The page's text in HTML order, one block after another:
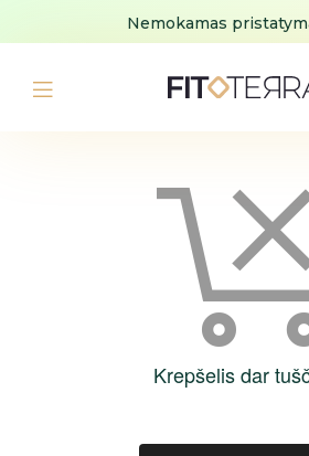
Nemokamas
Krepšelis dar